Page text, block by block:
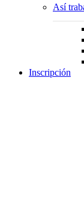
Así
Inscripción